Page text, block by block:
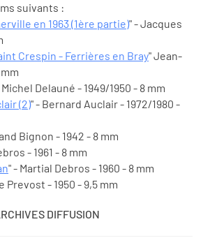
suivants :
en 1963 (1ère partie)" - Jacques
Crespin - Ferrières en Bray" Jean-
Michel Delauné - 1949/1950 - 8 mm
(2)" - Bernard Auclair - 1972/1980 -
Bignon - 1942 - 8 mm
- 1961 - 8 mm
" - Martial Debros - 1960 - 8 mm
Prevost - 1950 - 9,5 mm
DIFFUSION